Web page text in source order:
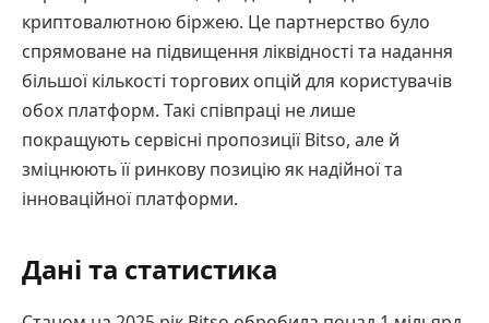
криптовалютною біржею. Це партнерство було
спрямоване на підвищення ліквідності та надання
більшої кількості торгових опцій для користувачів
обох платформ. Такі співпраці не лише
покращують сервісні пропозиції Bitso, але й
зміцнюють її ринкову позицію як надійної та
інноваційної платформи.
Дані та статистика